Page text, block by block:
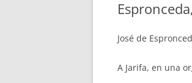
José de
A Jarifa, en una